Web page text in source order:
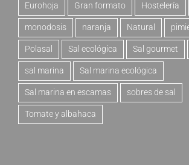
Eurohoja Gran formato Hostelería
monodosis naranja Natural
Polasal Sal ecológica Sal gourmet
sal marina Sal marina ecológica
Sal marina en escamas sobres de sal
Tomate y albahaca